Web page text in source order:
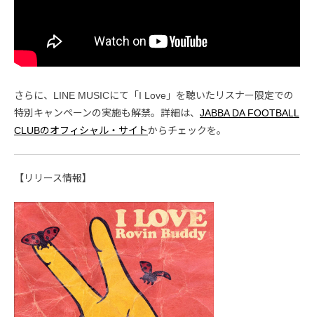
さらに、LINE MUSICにて「I Love」を聴いたリスナー限定での
特別キャンペーンの実施も解禁。詳細は、 JABBA DA FOOTBALL
CLUBのオフィシャル・サイトからチェックを。
【リリース情報】